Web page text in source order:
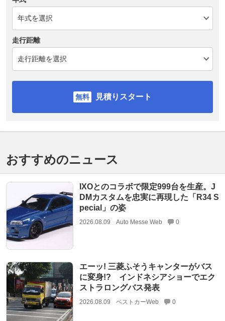
走行距離
見積りスタート
おすすめのニュース
IXOとのコラボで限定999台を生産。J
DMカスタムを忠実に再現した「R34 S
pecial」の姿
2026.08.09 Auto Messe Web 0
エーッ! 三菱ふそうキャンターがバス
に変身!? インドネシアショーでエク
ストラロングバス発表
2026.08.09 ベストカーWeb 0